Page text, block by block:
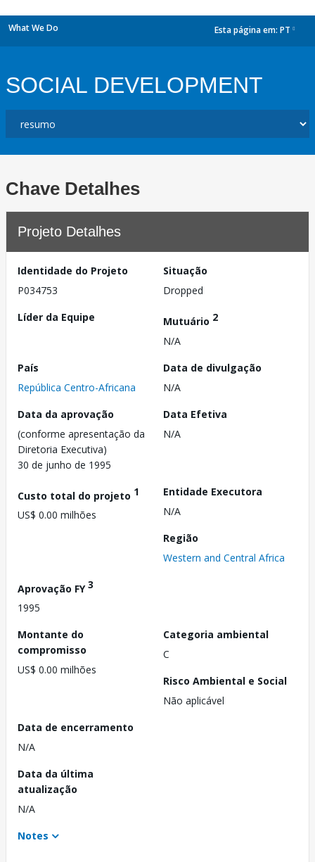
What We Do Esta página em: PT
SOCIAL DEVELOPMENT
Chave Detalhes
Projeto Detalhes
Identidade do Projeto
P034753
Situação
Dropped
Líder da Equipe
Mutuário 2
N/A
País
República Centro-Africana
Data de divulgação
N/A
Data da aprovação
(conforme apresentação da
Diretoria Executiva)
30 de junho de 1995
Data Efetiva
N/A
Custo total do projeto 1
US$ 0.00 milhões
Entidade Executora
N/A
Região
Western and Central Africa
Aprovação FY3
1995
Montante do
compromisso
US$ 0.00 milhões
Categoria ambiental
C
Risco Ambiental e Social
Não aplicável
Data de encerramento
N/A
Data da última
atualização
N/A
Notes